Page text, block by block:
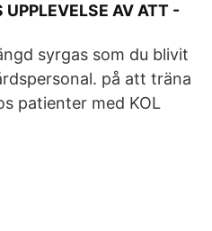
AV ATT -
syrgas som du blivit
på att träna
patienter med KOL